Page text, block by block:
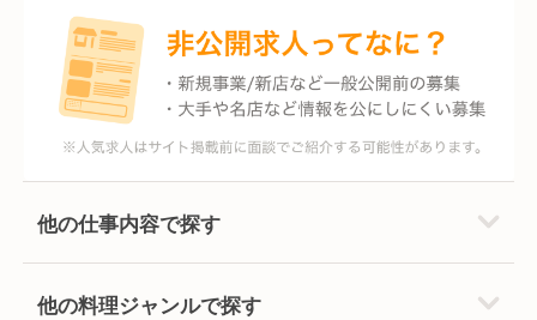
他の仕事内容で探す
他の料理ジャンルで探す